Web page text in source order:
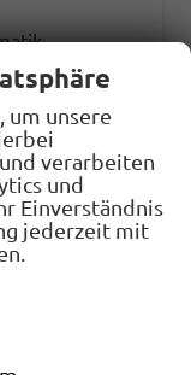
metallic
um unsere
verarbeiten
und
Einverständnis
jederzeit mit